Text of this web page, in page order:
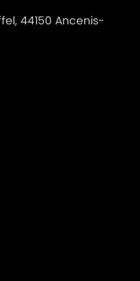
44150 Ancenis-